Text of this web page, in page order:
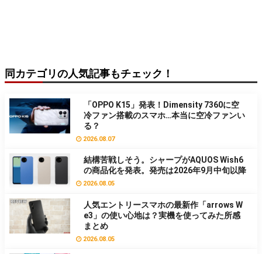
同カテゴリの人気記事もチェック！
「OPPO K15」発表！Dimensity 7360に空
冷ファン搭載のスマホ…本当に空冷ファンい
る？
2026.08.07
結構苦戦しそう。シャープがAQUOS Wish6
の商品化を発表。発売は2026年9月中旬以降
2026.08.05
人気エントリースマホの最新作「arrows W
e3」の使い心地は？実機を使ってみた所感
まとめ
2026.08.05